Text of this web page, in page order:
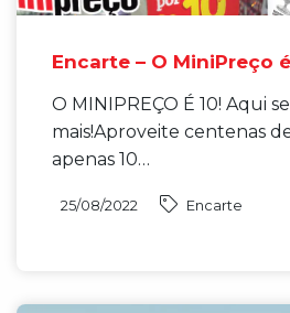
Encarte – O MiniPreço
O MINIPREÇO É 10! Aqui
mais!Aproveite centenas
apenas 10…
25/08/2022 Encarte